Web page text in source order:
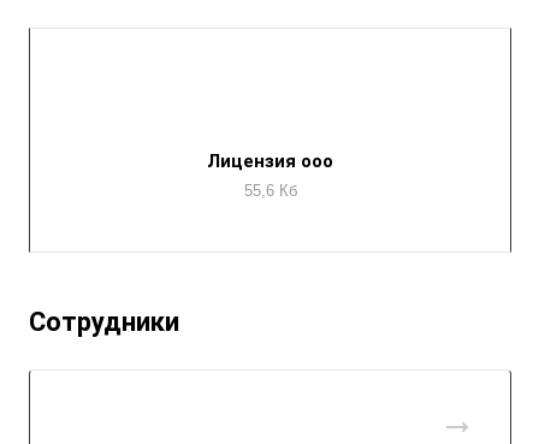
Лицензия ооо
55,6 Кб
Сотрудники